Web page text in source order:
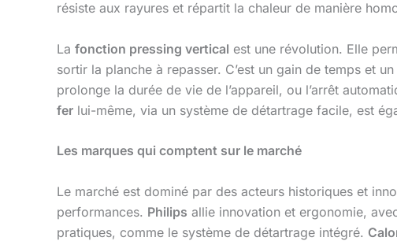
résiste aux rayures et répartit la chaleur de manière
La fonction pressing vertical est une révolution. Elle
sortir la planche à repasser. C’est un gain de temps et
prolonge la durée de vie de l’appareil, ou l’arrêt
fer lui-même, via un système de détartrage facile, est
Les marques qui comptent sur le marché
Le marché est dominé par des acteurs historiques et
performances. Philips allie innovation et ergonomie,
pratiques, comme le système de détartrage intégré.